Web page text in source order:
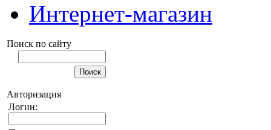
Интернет-магазин
Поиск по сайту
Авторизация
Логин: